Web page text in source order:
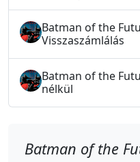
Batman of the
Visszaszámlálás
Batman of the
nélkül
Batman of the